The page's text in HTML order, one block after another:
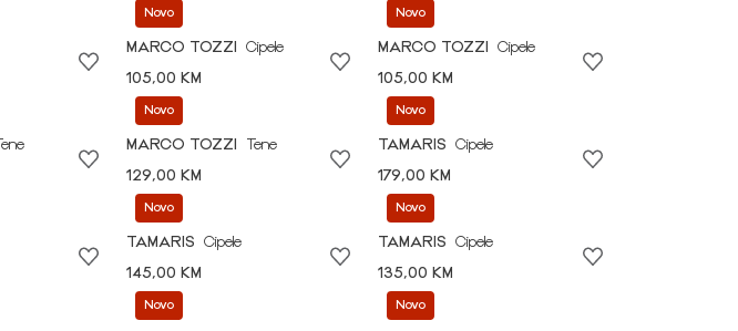
Novo
MARCO TOZZI
Cipele
105,00 KM
Novo
MARCO TOZZI
Cipele
105,00 KM
Tene
Novo
MARCO TOZZI
Tene
129,00 KM
Novo
TAMARIS
Cipele
179,00 KM
Novo
TAMARIS
Cipele
145,00 KM
Novo
TAMARIS
Cipele
135,00 KM
Novo Novo